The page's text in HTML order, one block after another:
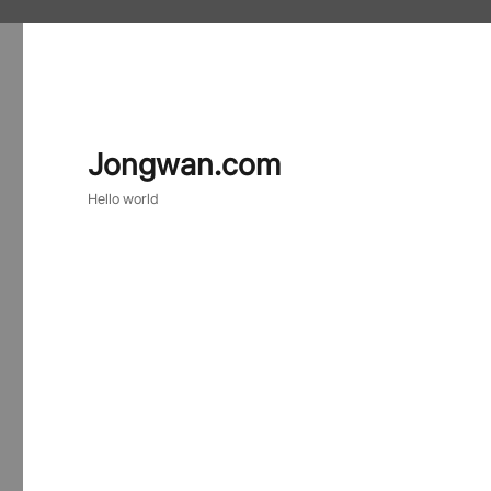
Jongwan.com
Hello world